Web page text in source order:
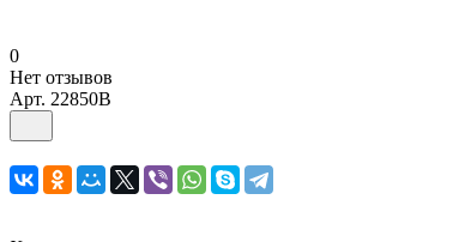
0
Нет отзывов
Арт. 22850B